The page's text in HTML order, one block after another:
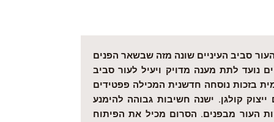
סביב העיניים שונה מזה שבשאר הפנים
נועד לתת מענה מדויק ויעיל לעור סביב
בזכות נוסחה חדשנית המכילה פפטידים
קולגן. ישנה חשיבות גבוהה להימנע
העור מבפנים. הסרום מכיל את הפיתוח